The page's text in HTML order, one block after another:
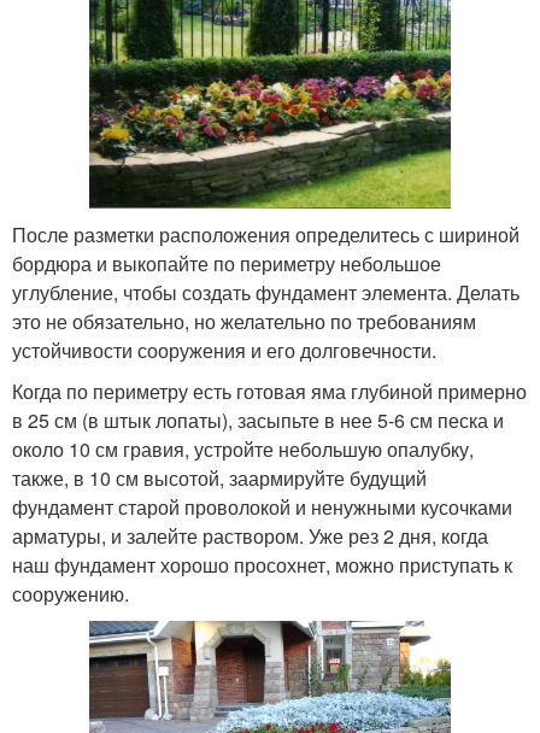
После разметки расположения определитесь с шириной
бордюра и выкопайте по периметру небольшое
углубление, чтобы создать фундамент элемента. Делать
это не обязательно, но желательно по требованиям
устойчивости сооружения и его долговечности.
Когда по периметру есть готовая яма глубиной примерно
в 25 см (в штык лопаты), засыпьте в нее 5-6 см песка и
около 10 см гравия, устройте небольшую опалубку,
также, в 10 см высотой, заармируйте будущий
фундамент старой проволокой и ненужными кусочками
арматуры, и залейте раствором. Уже рез 2 дня, когда
наш фундамент хорошо просохнет, можно приступать к
сооружению.